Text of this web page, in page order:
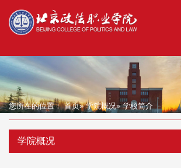
您所在的位置：首页»学院概况» 学校简介
学院概况